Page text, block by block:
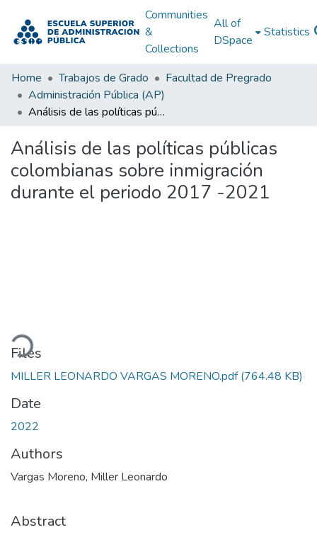
Communities
&
Collections
All of
DSpace
Statistics
Home Trabajos de Grado
Facultad de Pregrado
Administración Pública (AP)
Análisis de las políticas públicas colombianas sobre inmigración durante el periodo 2017 -2021
Análisis de las políticas públicas
colombianas sobre inmigración
durante el periodo 2017 -2021
Files
MILLER LEONARDO VARGAS MORENO.pdf(764.48 KB)
Date
2022
Authors
Vargas Moreno, Miller Leonardo
Abstract